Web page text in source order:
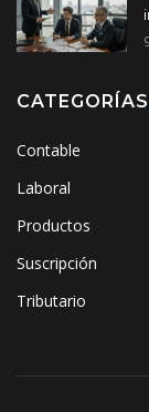
CATEGORÍAS
Contable
Laboral
Productos
Suscripción
Tributario